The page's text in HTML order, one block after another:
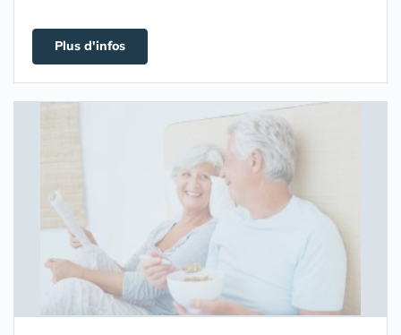
Plus d'infos